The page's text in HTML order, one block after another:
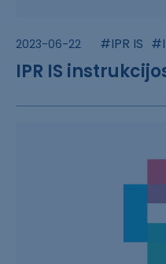
2023-06-22 #IPR IS
IPR IS